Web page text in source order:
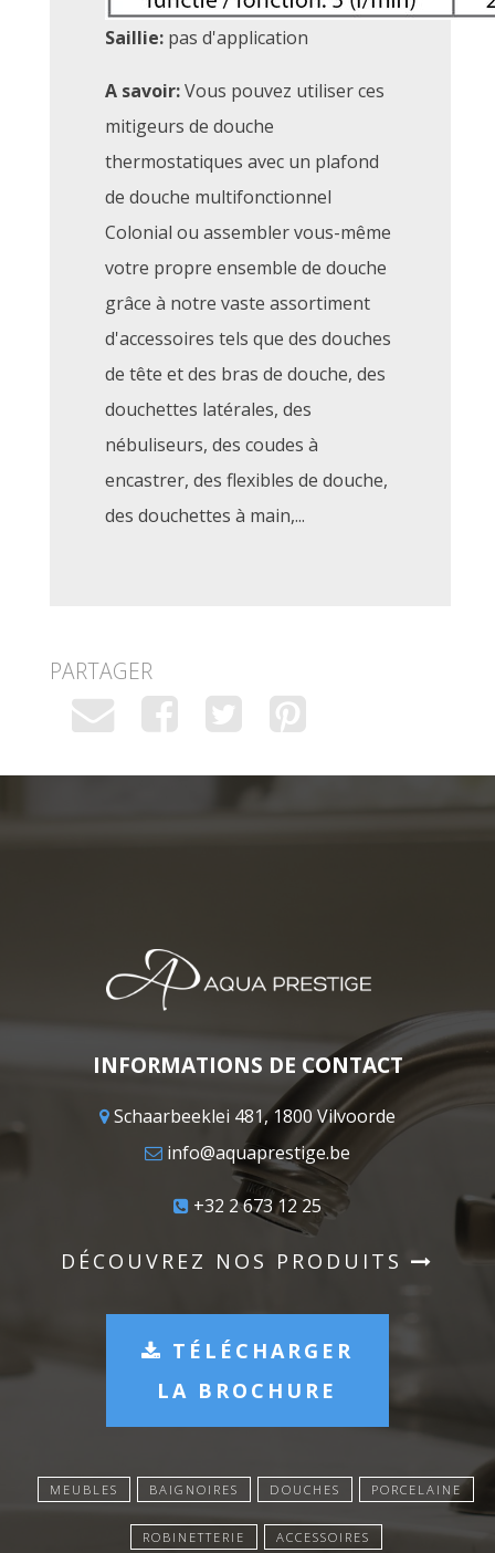
Saillie: pas d'application
A savoir:Vous pouvez utiliser ces
mitigeurs de douche
thermostatiques avec un plafond
de douche multifonctionnel
Colonial ou assembler vous-même
votre propre ensemble de douche
grâce à notre vaste assortiment
d'accessoires tels que des douches
de tête et des bras de douche, des
douchettes latérales, des
nébuliseurs, des coudes à
encastrer, des flexibles de douche,
des douchettes à main,...
PARTAGER
INFORMATIONS DE CONTACT
Schaarbeeklei 481, 1800 Vilvoorde
info@aquaprestige.be
+32 2 673 12 25
DÉCOUVREZ NOS PRODUITS
TÉLÉCHARGER
LA BROCHURE
MEUBLES BAIGNOIRES DOUCHES PORCELAINE
ROBINETTERIE ACCESSOIRES